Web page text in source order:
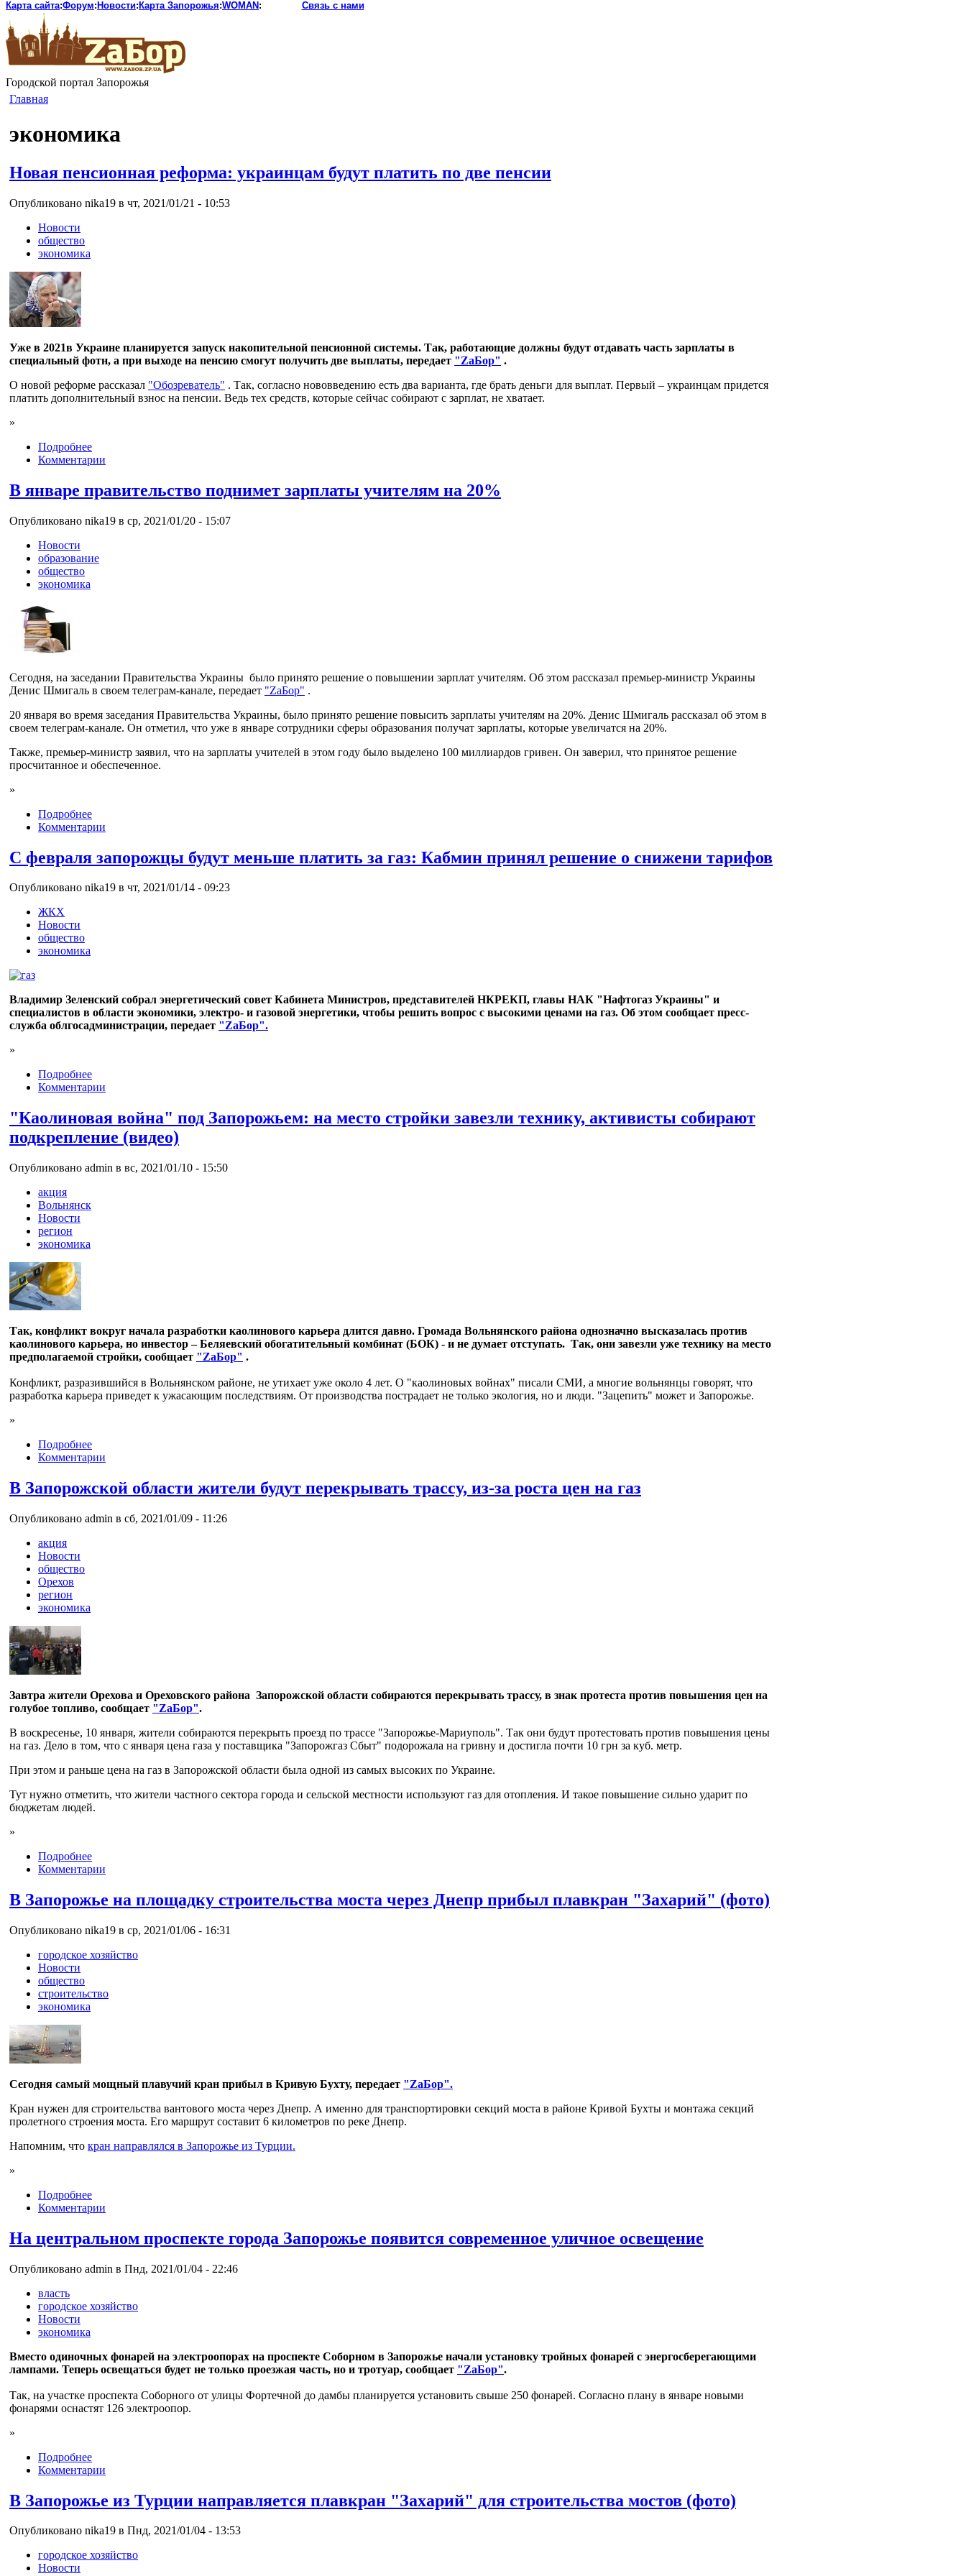
Карта сайта:Форум: Новости: Карта Запорожья:WOMAN : Связь с нами
Городской портал Запорожья
Главная
экономика
Новая пенсионная реформа: украинцам будут платить по две пенсии
Опубликовано nika19 в чт, 2021/01/21 - 10:53
Новости
общество
экономика
Уже в 2021в Украине планируется запуск накопительной пенсионной системы. Так, работающие должны будут отдавать часть зарплаты в
специальный фотн, а при выходе на пенсию смогут получить две выплаты, передает "ZаБор" .
О новой реформе рассказал "Обозреватель" . Так, согласно нововведению есть два варианта, где брать деньги для выплат. Первый – украинцам придется
платить дополнительный взнос на пенсии. Ведь тех средств, которые сейчас собирают с зарплат, не хватает.
»
Подробнее
Комментарии
В январе правительство поднимет зарплаты учителям на 20%
Опубликовано nika19 в ср, 2021/01/20 - 15:07
Новости
образование
общество
экономика
Сегодня, на заседании Правительства Украины было принято решение о повышении зарплат учителям. Об этом рассказал премьер-министр Украины
Денис Шмигаль в своем телеграм-канале, передает "ZаБор" .
20 января во время заседания Правительства Украины, было принято решение повысить зарплаты учителям на 20%. Денис Шмигаль рассказал об этом в
своем телеграм-канале. Он отметил, что уже в январе сотрудники сферы образования получат зарплаты, которые увеличатся на 20%.
Также, премьер-министр заявил, что на зарплаты учителей в этом году было выделено 100 миллиардов гривен. Он заверил, что принятое решение
просчитанное и обеспеченное.
»
Подробнее
Комментарии
С февраля запорожцы будут меньше платить за газ: Кабмин принял решение о снижени тарифов
Опубликовано nika19 в чт, 2021/01/14 - 09:23
ЖКХ
Новости
общество
экономика
Владимир Зеленский собрал энергетический совет Кабинета Министров, представителей НКРЕКП, главы НАК "Нафтогаз Украины" и
специалистов в области экономики, электро- и газовой энергетики, чтобы решить вопрос с высокими ценами на газ. Об этом сообщает пресс-
служба облгосадминистрации, передает "ZаБор".
»
Подробнее
Комментарии
"Каолиновая война" под Запорожьем: на место стройки завезли технику, активисты собирают
подкрепление (видео)
Опубликовано admin в вс, 2021/01/10 - 15:50
акция
Вольнянск
Новости
регион
экономика
Так, конфликт вокруг начала разработки каолинового карьера длится давно. Громада Вольнянского района однозначно высказалась против
каолинового карьера, но инвестор – Беляевский обогатительный комбинат (БОК) - и не думает отступать. Так, они завезли уже технику на место
предполагаемой стройки, сообщает "ZаБор" .
Конфликт, разразившийся в Вольнянском районе, не утихает уже около 4 лет. О "каолиновых войнах" писали СМИ, а многие вольнянцы говорят, что
разработка карьера приведет к ужасающим последствиям. От производства пострадает не только экология, но и люди. "Зацепить" может и Запорожье.
»
Подробнее
Комментарии
В Запорожской области жители будут перекрывать трассу, из-за роста цен на газ
Опубликовано admin в сб, 2021/01/09 - 11:26
акция
Новости
общество
Орехов
регион
экономика
Завтра жители Орехова и Ореховского района Запорожской области собираются перекрывать трассу, в знак протеста против повышения цен на
голубое топливо, сообщает "ZаБор".
В воскресенье, 10 января, жители собираются перекрыть проезд по трассе "Запорожье-Мариуполь". Так они будут протестовать против повышения цены
на газ. Дело в том, что с января цена газа у поставщика "Запорожгаз Сбыт" подорожала на гривну и достигла почти 10 грн за куб. метр.
При этом и раньше цена на газ в Запорожской области была одной из самых высоких по Украине.
Тут нужно отметить, что жители частного сектора города и сельской местности используют газ для отопления. И такое повышение сильно ударит по
бюджетам людей.
»
Подробнее
Комментарии
В Запорожье на площадку строительства моста через Днепр прибыл плавкран "Захарий" (фото)
Опубликовано nika19 в ср, 2021/01/06 - 16:31
городское хозяйство
Новости
общество
строительство
экономика
Сегодня самый мощный плавучий кран прибыл в Кривую Бухту, передает "ZаБор".
Кран нужен для строительства вантового моста через Днепр. А именно для транспортировки секций моста в районе Кривой Бухты и монтажа секций
пролетного строения моста. Его маршрут составит 6 километров по реке Днепр.
Напомним, что кран направлялся в Запорожье из Турции.
»
Подробнее
Комментарии
На центральном проспекте города Запорожье появится современное уличное освещение
Опубликовано admin в Пнд, 2021/01/04 - 22:46
власть
городское хозяйство
Новости
экономика
Вместо одиночных фонарей на электроопорах на проспекте Соборном в Запорожье начали установку тройных фонарей с энергосберегающими
лампами. Теперь освещаться будет не только проезжая часть, но и тротуар, сообщает "ZаБор".
Так, на участке проспекта Соборного от улицы Фортечной до дамбы планируется установить свыше 250 фонарей. Согласно плану в январе новыми
фонарями оснастят 126 электроопор.
»
Подробнее
Комментарии
В Запорожье из Турции направляется плавкран "Захарий" для строительства мостов (фото)
Опубликовано nika19 в Пнд, 2021/01/04 - 13:53
городское хозяйство
Новости